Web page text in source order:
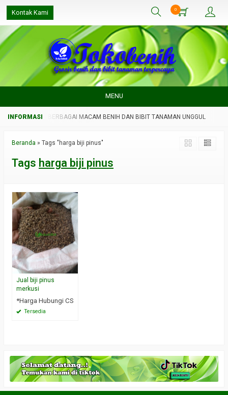
Kontak Kami 0
MENU
SEDIA BERBAGAI MACAM BENIH DAN BIBIT TANAMAN UNGGUL
Beranda » Tags "harga biji pinus"
Tags harga biji pinus
Jual biji pinus
merkusi
*Harga Hubungi CS
Tersedia